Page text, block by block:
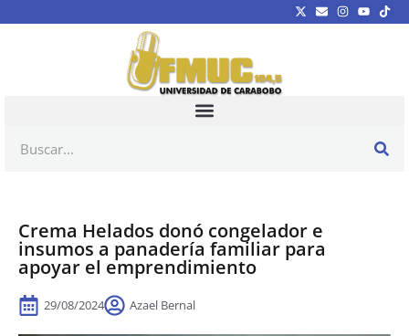
Crema Helados donó congelador e
insumos a panadería familiar para
apoyar el emprendimiento
29/08/2024 Azael Bernal